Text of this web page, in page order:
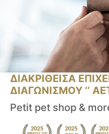
ΔΙΑΚΡΙΘΕΙΣΑ
ΔΙΑΓΩΝΙΣΜΟΥ ‘’
Petit pet shop &